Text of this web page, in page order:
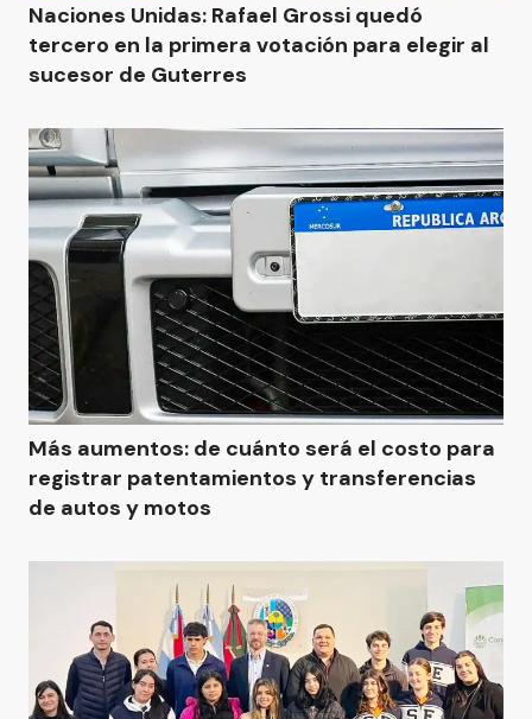
Naciones Unidas: Rafael Grossi quedó
tercero en la primera votación para elegir al
sucesor de Guterres
Más aumentos: de cuánto será el costo para
registrar patentamientos y transferencias
de autos y motos